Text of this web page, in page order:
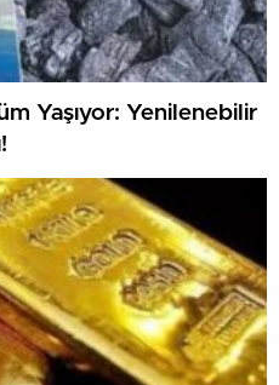
Yaşıyor: Yenilenebilir